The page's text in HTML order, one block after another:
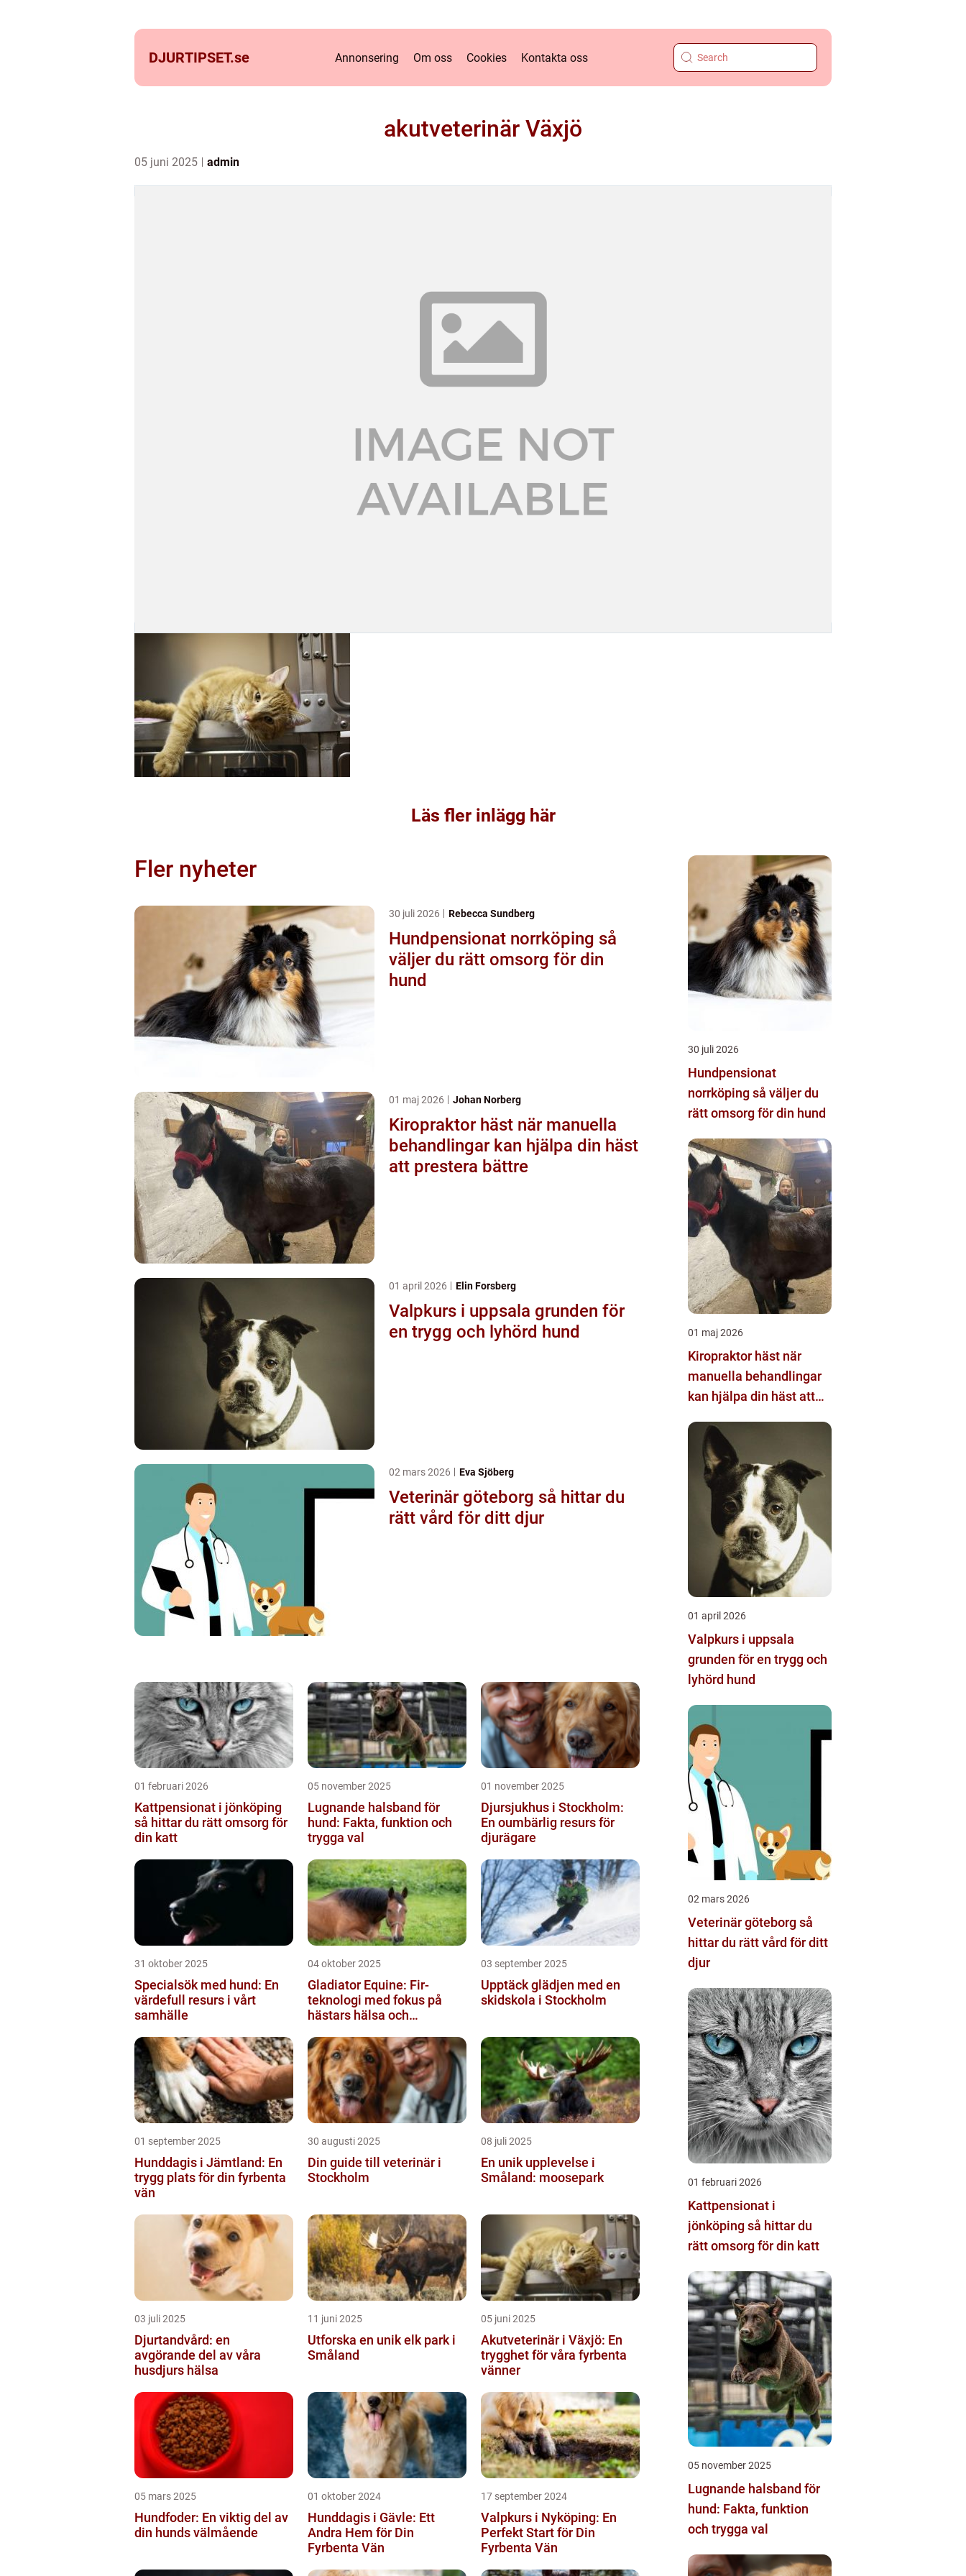
DJURTIPSET.se Annonsering Om oss Cookies Kontakta oss
akutveterinär Växjö
05 juni 2025 admin
Läs fler inlägg här
Fler nyheter
30 juli 2026 Rebecca Sundberg
Hundpensionat norrköping så
väljer du rätt omsorg för din
hund
01 maj 2026 Johan Norberg
Kiropraktor häst när manuella
behandlingar kan hjälpa din häst
att prestera bättre
01 april 2026 Elin Forsberg
Valpkurs i uppsala grunden för
en trygg och lyhörd hund
02 mars 2026 Eva Sjöberg
Veterinär göteborg så hittar du
rätt vård för ditt djur
01 februari 2026
Kattpensionat i jönköping
så hittar du rätt omsorg för
din katt
05 november 2025
Lugnande halsband för
hund: Fakta, funktion och
trygga val
01 november 2025
Djursjukhus i Stockholm:
En oumbärlig resurs för
djurägare
31 oktober 2025
Specialsök med hund: En
värdefull resurs i vårt
samhälle
04 oktober 2025
Gladiator Equine: Fir-
teknologi med fokus på
hästars hälsa och
03 september 2025
Upptäck glädjen med en
skidskola i Stockholm
01 september 2025
Hunddagis i Jämtland: En
trygg plats för din fyrbenta
vän
30 augusti 2025
Din guide till veterinär i
Stockholm
08 juli 2025
En unik upplevelse i
Småland: moosepark
03 juli 2025
Djurtandvård: en
avgörande del av våra
husdjurs hälsa
11 juni 2025
Utforska en unik elk park i
Småland
05 juni 2025
Akutveterinär i Växjö: En
trygghet för våra fyrbenta
vänner
05 mars 2025
Hundfoder: En viktig del av
din hunds välmående
01 oktober 2024
Hunddagis i Gävle: Ett
Andra Hem för Din
Fyrbenta Vän
17 september 2024
Valpkurs i Nyköping: En
Perfekt Start för Din
Fyrbenta Vän
30 juli 2026
Hundpensionat
norrköping så väljer du
rätt omsorg för din hund
01 maj 2026
Kiropraktor häst när
manuella behandlingar
kan hjälpa din häst att
01 april 2026
Valpkurs i uppsala
grunden för en trygg och
lyhörd hund
02 mars 2026
Veterinär göteborg så
hittar du rätt vård för ditt
djur
01 februari 2026
Kattpensionat i
jönköping så hittar du
rätt omsorg för din katt
05 november 2025
Lugnande halsband för
hund: Fakta, funktion
och trygga val